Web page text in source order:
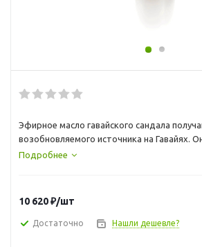
Эфирное масло гавайского сандала
возобновляемого источника на Гавайях.
множеством полезных свойств, в том
Подробнее
10 620₽/шт
Достаточно Нашли дешевле?